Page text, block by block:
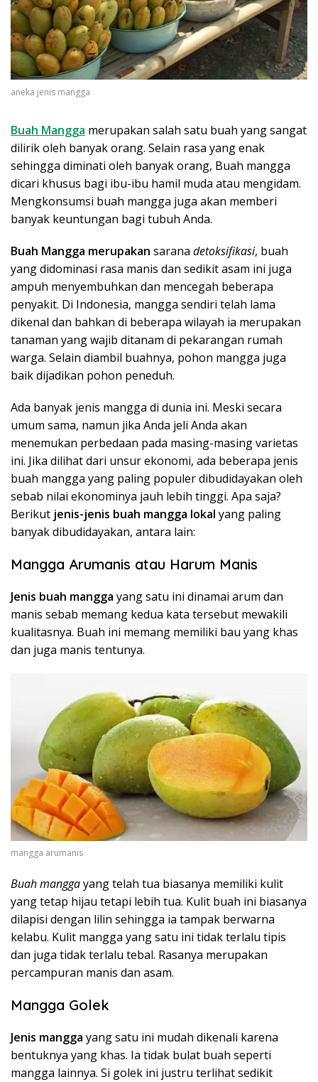
aneka jenis mangga
Buah Mangga merupakan salah satu buah yang sangat
dilirik oleh banyak orang. Selain rasa yang enak
sehingga diminati oleh banyak orang, Buah mangga
dicari khusus bagi ibu-ibu hamil muda atau mengidam.
Mengkonsumsi buah mangga juga akan memberi
banyak keuntungan bagi tubuh Anda.
Buah Mangga merupakan sarana detoksifikasi, buah
yang didominasi rasa manis dan sedikit asam ini juga
ampuh menyembuhkan dan mencegah beberapa
penyakit. Di Indonesia, mangga sendiri telah lama
dikenal dan bahkan di beberapa wilayah ia merupakan
tanaman yang wajib ditanam di pekarangan rumah
warga. Selain diambil buahnya, pohon mangga juga
baik dijadikan pohon peneduh.
Ada banyak jenis mangga di dunia ini. Meski secara
umum sama, namun jika Anda jeli Anda akan
menemukan perbedaan pada masing-masing varietas
ini. Jika dilihat dari unsur ekonomi, ada beberapa jenis
buah mangga yang paling populer dibudidayakan oleh
sebab nilai ekonominya jauh lebih tinggi. Apa saja?
Berikut jenis-jenis buah mangga lokal yang paling
banyak dibudidayakan, antara lain:
Mangga Arumanis atau Harum Manis
Jenis buah mangga yang satu ini dinamai arum dan
manis sebab memang kedua kata tersebut mewakili
kualitasnya. Buah ini memang memiliki bau yang khas
dan juga manis tentunya.
mangga arumanis
Buah manggayang telah tua biasanya memiliki kulit
yang tetap hijau tetapi lebih tua. Kulit buah ini biasanya
dilapisi dengan lilin sehingga ia tampak berwarna
kelabu. Kulit mangga yang satu ini tidak terlalu tipis
dan juga tidak terlalu tebal. Rasanya merupakan
percampuran manis dan asam.
Mangga Golek
Jenis mangga yang satu ini mudah dikenali karena
bentuknya yang khas. Ia tidak bulat buah seperti
mangga lainnya. Si golek ini justru terlihat sedikit